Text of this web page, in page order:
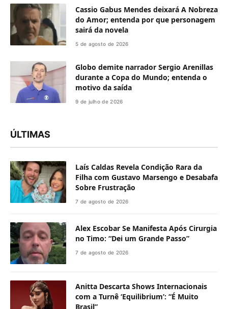
Cassio Gabus Mendes deixará A Nobreza
do Amor; entenda por que personagem
sairá da novela
5 de agosto de 2026
Globo demite narrador Sergio Arenillas
durante a Copa do Mundo; entenda o
motivo da saída
9 de julho de 2026
ÚLTIMAS
Laís Caldas Revela Condição Rara da
Filha com Gustavo Marsengo e Desabafa
Sobre Frustração
7 de agosto de 2026
Alex Escobar Se Manifesta Após Cirurgia
no Timo: “Dei um Grande Passo”
7 de agosto de 2026
Anitta Descarta Shows Internacionais
com a Turnê ‘Equilibrium’: “É Muito
Brasil”